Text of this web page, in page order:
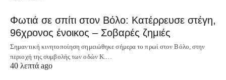
Φωτιά σε σπίτι στον Βόλο: Κατέρρευσε στέγη,
96χρονος ένοικος – Σοβαρές ζημιές
Σημαντική κινητοποίηση σημειώθηκε σήμερα το πρωί στον Βόλο, στην
περιοχή της συμβολής των οδών Κ.…
40 λεπτά ago